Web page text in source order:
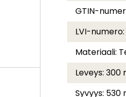
GTIN-
LVI-numero:
Materiaali:
Leveys: 300
Syvyys: 530